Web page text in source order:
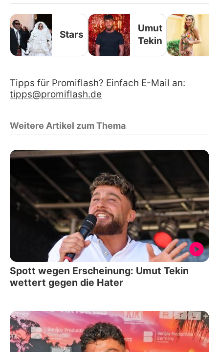
Stars
Umut
Tekin
Tipps für Promiflash? Einfach E-Mail an:
tipps@promiflash.de
Weitere Artikel zum Thema
Spott wegen Erscheinung: Umut Tekin
wettert gegen die Hater